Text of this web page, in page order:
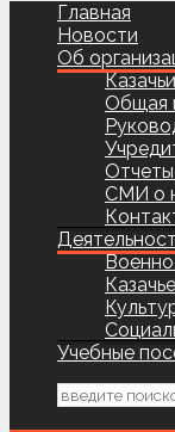
Главная
Новости
Об
Общая
СМИ о
Учебные